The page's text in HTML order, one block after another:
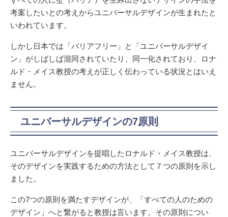
考案したいとの考えからユニバーサルデザインが生まれたと
いわれています。
しかし日本では「バリアフリー」と「ユニバーサルデザイ
ン」がしばしば混同されていたり、同一化されており、ロナ
ルド・メイス教授の考えが正しく伝わっている状況とはいえ
ません。
ユニバーサルデザインの7原則
ユニバーサルデザインを提唱したロナルド・メイス教授は、
そのデザインを実践するための方法として７つの原則を示し
ました。
この7つの原則を満たすデザインが、「すべての人のための
デザイン」へと繋がると教授は言います。その原則につい